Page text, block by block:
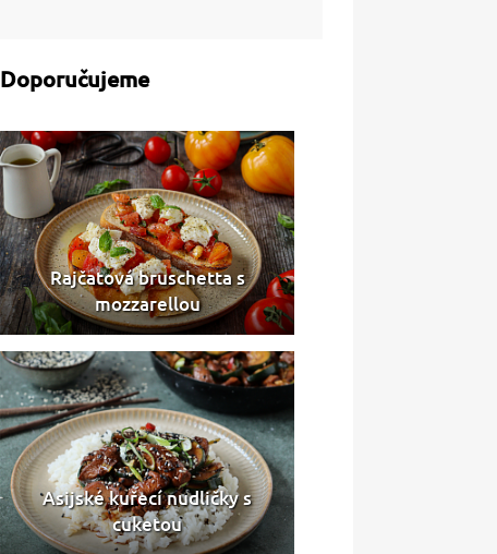
Doporučujeme
Rajčatová bruschetta s
mozzarellou
Asijské kuřecí nudličky s
cuketou